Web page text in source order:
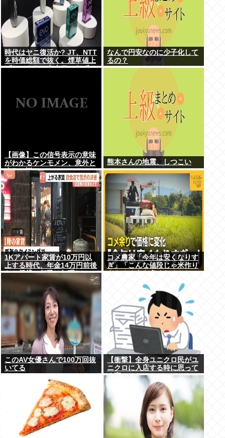
時代はヤニ復活か? JT、NTT
を時価総額で抜く。煙草値上
げしてもヤニ中人口へらずに
なんで円安なのに少子化して
るの？
【画像】この信号表示の意味
がわかるケンモメン、意外と
少ない説
熊本さんの地震、しつこい
1Kアパート家賃が10万円以
上する時代、年金14万円前後
だと賃貸の都民は無理じゃ
ね？ 運転免許もなく移住も無
理じゃね？
コメ農家「今年は安くなりす
ぎ」「こんな値段じゃ米作り
このAV女優さんで100万回抜
いてる
【衝撃】全身ユニクロ民がユ
ニクロに入店する時に思って
る事・・・・・